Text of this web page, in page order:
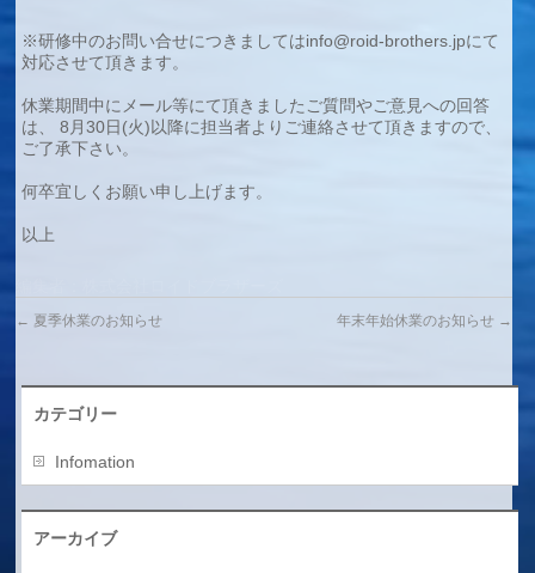
※研修中のお問い合せにつきましてはinfo@roid-brothers.jpにて
対応させて頂きます。
休業期間中にメール等にて頂きましたご質問やご意見への回答
は、 8月30日(火)以降に担当者よりご連絡させて頂きますので、
ご了承下さい。
何卒宜しくお願い申し上げます。
以上
← 夏季休業のお知らせ 年末年始休業のお知らせ →
カテゴリー
Infomation
アーカイブ